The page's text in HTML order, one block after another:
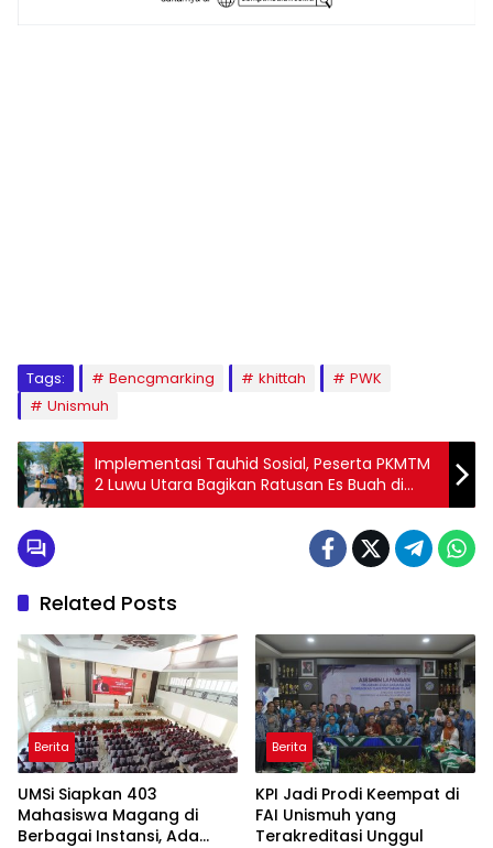
Tags: Bencgmarking khittah
PWK
Unismuh
Implementasi Tauhid Sosial, Peserta PKMTM
2 Luwu Utara Bagikan Ratusan Es Buah di
Jalanan
Related Posts
Berita
UMSi Siapkan 403
Mahasiswa Magang di
Berbagai Instansi, Ada
Berita
KPI Jadi Prodi Keempat di
FAI Unismuh yang
Terakreditasi Unggul